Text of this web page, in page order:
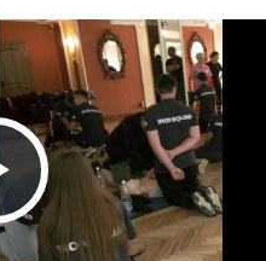
Video